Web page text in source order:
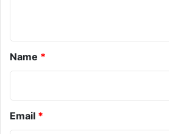
Name *
Email *